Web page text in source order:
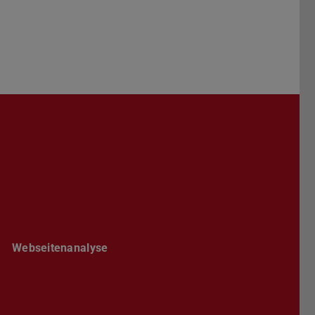
Darmstadt
der TU Darmstadt
Kanal der TU Darmstadt
Webseitenanalyse